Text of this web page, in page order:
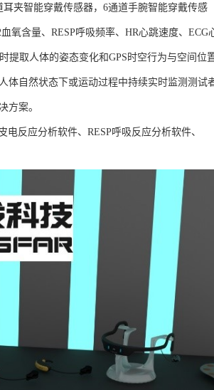
夹智能穿戴传感器，6通道手腕智能穿戴传感
氧含量、RESP呼吸频率、HR心跳速度、ECG
提取人体的姿态变化和GPS时空行为与空间位
体自然状态下或运动过程中持续实时监测测试
方案。
反应分析软件、RESP呼吸反应分析软件、